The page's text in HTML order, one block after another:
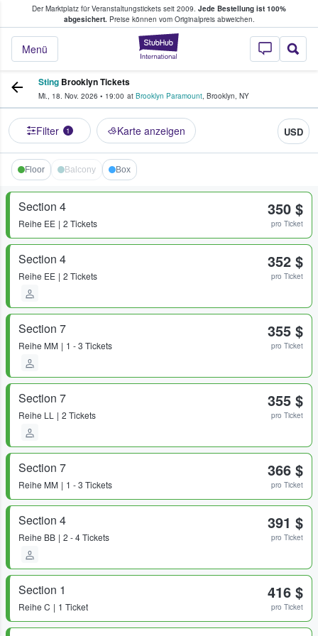
Der Marktplatz für Veranstaltungstickets seit 2009. Jede Bestellung ist 100%
abgesichert.Preise können vom Originalpreis abweichen.
StubHub - Wo
Menü
Tickets kaufen & verkaufen
Sting Brooklyn Tickets
Mi., 18. Nov. 2026 • 19:00 at Brooklyn Paramount, Brooklyn, NY
Filter 1 Karte anzeigen USD
Floor Balcony Box
Section 4
Reihe EE 2 Tickets
350 $
pro Ticket
Section 4
Reihe EE 2 Tickets
352 $
pro Ticket
Section 7
Reihe MM 1 - 3 Tickets
355 $
pro Ticket
Section 7
Reihe LL 2 Tickets
355 $
pro Ticket
Section 7
Reihe MM 1 - 3 Tickets
366 $
pro Ticket
Section 4
Reihe BB 2 - 4 Tickets
391 $
pro Ticket
Section 1
Reihe C 1 Ticket
416 $
pro Ticket